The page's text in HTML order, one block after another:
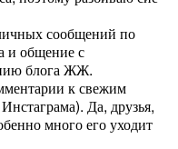
сообщений по
и общение с
блога ЖЖ.
к свежим
Да, друзья,
много его уходит